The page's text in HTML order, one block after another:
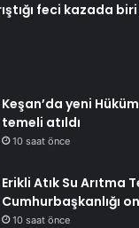
feci kazada
Keşan’da yeni
temeli atıldı
10 saat önce
Erikli Atık Su Arıtma
Cumhurbaşkanlığı
10 saat önce